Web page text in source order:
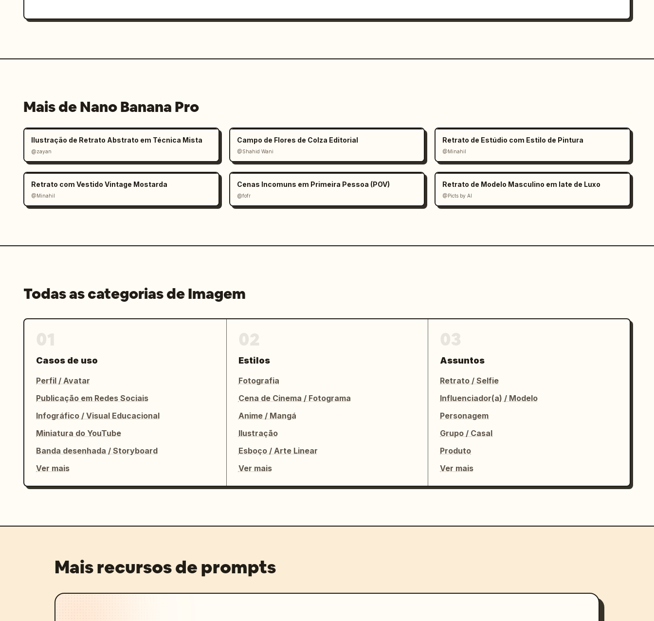
Mais de Nano Banana Pro
Ilustração de Retrato Abstrato em Técnica Mista
@zayan
Campo de Flores de Colza Editorial
@Shahid Wani
Retrato de Estúdio com Estilo de Pintura
@Minahil
Retrato com Vestido Vintage Mostarda
@Minahil
Cenas Incomuns em Primeira Pessoa (POV)
@fofr
Retrato de Modelo Masculino em Iate de Luxo
@Picts by AI
Todas as categorias de Imagem
Casos de uso
Perfil / Avatar
Publicação em Redes Sociais
Infográfico / Visual Educacional
Miniatura do YouTube
Banda desenhada / Storyboard
Ver mais
Estilos
Fotografia
Cena de Cinema / Fotograma
Anime / Mangá
Ilustração
Esboço / Arte Linear
Ver mais
Assuntos
Retrato / Selfie
Influenciador(a) / Modelo
Personagem
Grupo / Casal
Produto
Ver mais
Mais recursos de prompts